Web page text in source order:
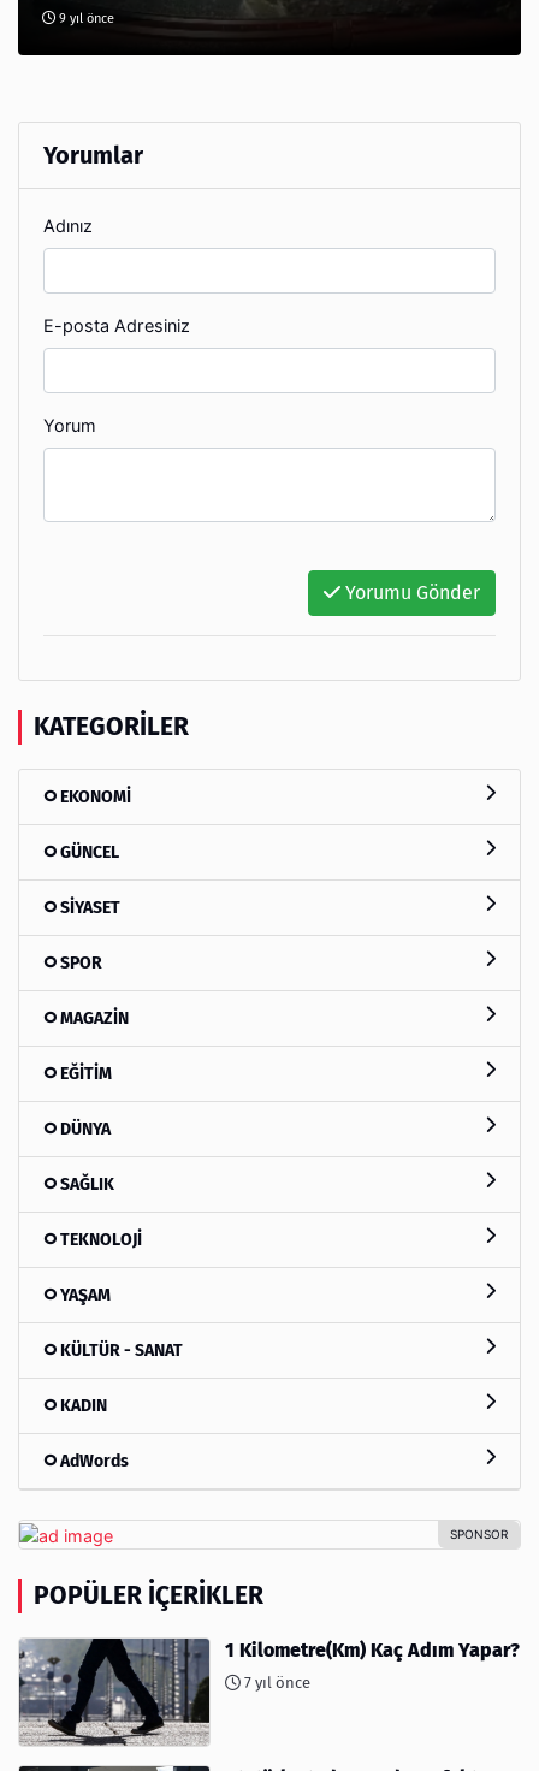
9 yıl önce
Yorumlar
Adınız
E-posta Adresiniz
Yorum
Yorumu Gönder
KATEGORILER
EKONOMİ
GÜNCEL
SİYASET
SPOR
MAGAZİN
EĞİTİM
DÜNYA
SAĞLIK
TEKNOLOJİ
YAŞAM
KÜLTÜR - SANAT
KADIN
AdWords
POPÜLER İÇERIKLER
1 Kilometre(Km) Kaç Adım Yapar?
7 yıl önce